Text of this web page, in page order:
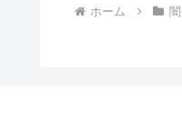
ホーム